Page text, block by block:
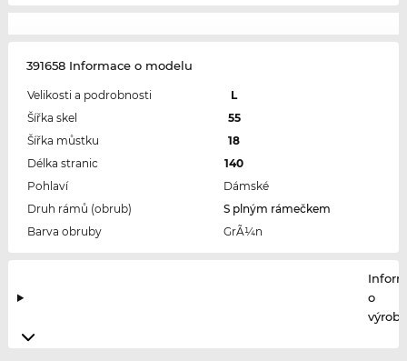
391658 Informace o modelu
Velikosti a podrobnosti
L
Šířka skel
55
Šířka můstku
18
Délka stranic
140
Pohlaví
Dámské
Druh rámů (obrub)
S plným rámečkem
Barva obruby
GrÃ¼n
o